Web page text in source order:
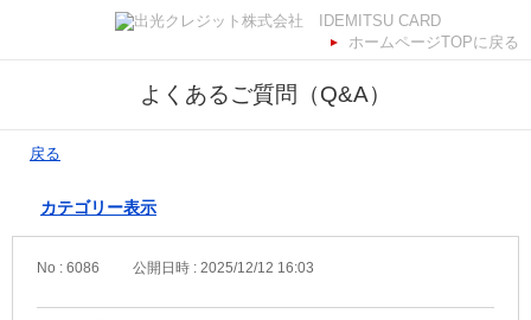
ホームページTOPに戻る
よくあるご質問（Q&A）
戻る
カテゴリー表示
No : 6086 公開日時 : 2025/12/12 16:03